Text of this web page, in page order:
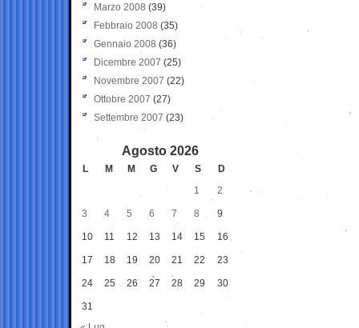
Marzo 2008 (39)
Febbraio 2008 (35)
Gennaio 2008 (36)
Dicembre 2007 (25)
Novembre 2007 (22)
Ottobre 2007 (27)
Settembre 2007 (23)
Agosto 2026
L M M G V S
D
1
2
3 4 5 6 7 8 9
10 11 12 13 14 15 16
17 18 19 20 21 22 23
24 25 26 27 28 29 30
31